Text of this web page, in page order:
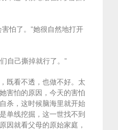
怕了。”她很自然地打开
自己撕掉就行了。”
既看不透，也做不好。太
害怕的原因，今天的害怕
杀，这时候脑海里就开始
单线挖掘，这一世找不到
因就看父母的原始家庭，